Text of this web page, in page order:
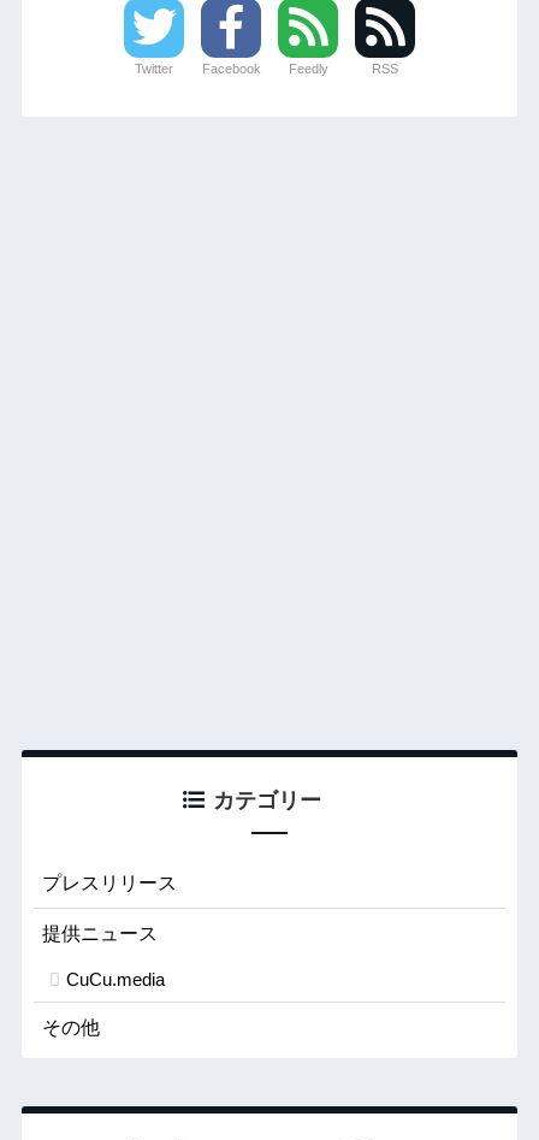
Twitter Facebook Feedly RSS
カテゴリー
プレスリリース
提供ニュース
CuCu.media
その他